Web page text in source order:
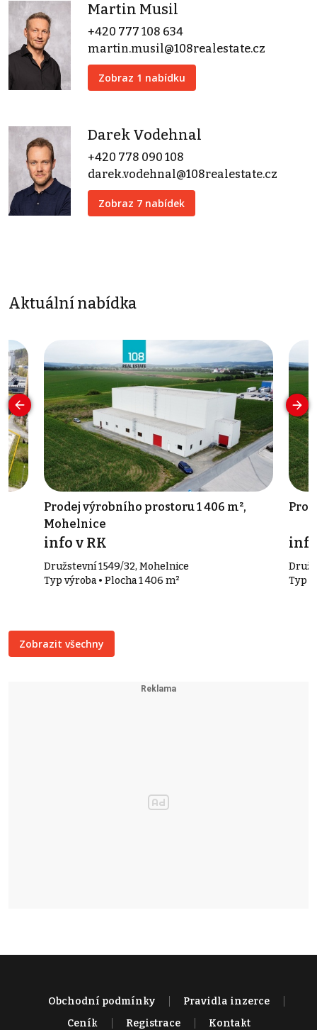
Martin Musil
+420 777 108 634
martin.musil@108realestate.cz
Zobraz 1 nabídku
Darek Vodehnal
+420 778 090 108
darek.vodehnal@108realestate.cz
Zobraz 7 nabídek
Aktuální nabídka
Prodej výrobního prostoru 1 406 m²,
Mohelnice
info v RK
Družstevní 1549/32, Mohelnice
Typ výroba • Plocha 1 406 m²
Typ
Zobrazit všechny
Obchodní podmínky
Pravidla inzerce
Ceník
Registrace Kontakt